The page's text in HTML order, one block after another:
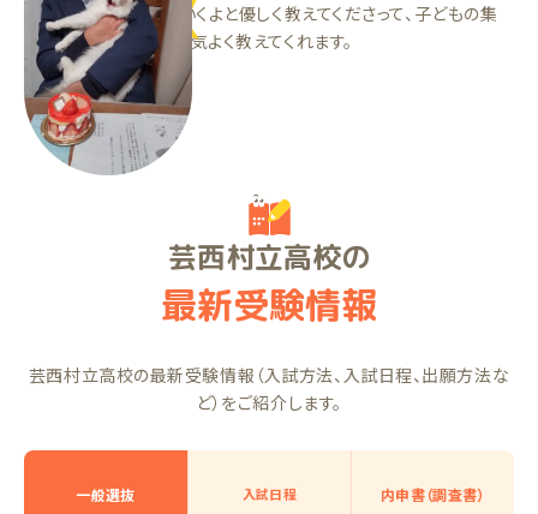
夫、少しずつ分かっていくよと優しく教えてくださって、子どもの集
中力が切れてきても根気よく教えてくれます。
KTちゃん（中1）
芸西村立高校の
最新受験情報
芸西村立高校の最新受験情報（入試方法、入試日程、出願方法な
ど）をご紹介します。
一般選抜 入試日程 内申書（調査書）